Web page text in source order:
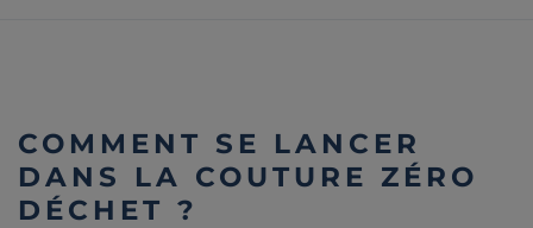
COMMENT SE LANCER
DANS LA COUTURE ZÉRO
DÉCHET ?